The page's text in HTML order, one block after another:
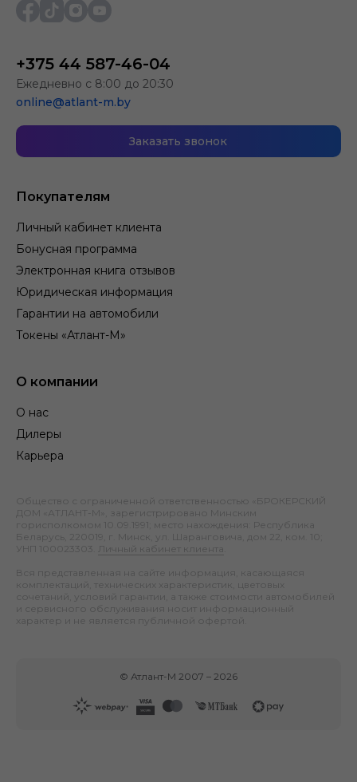
Покупателям
Личный кабинет клиента
Бонусная программа
Электронная книга отзывов
Юридическая информация
Гарантии на автомобили
Токены «Атлант-М»
О компании
О нас
Дилеры
Карьера
+375 44 587-46-04
Ежедневно с 8:00 до 20:30
online@atlant-m.by
Заказать звонок
Общество с ограниченной ответственностью «БРОКЕРСКИЙ
ДОМ «АТЛАНТ-М», зарегистрировано Минским
горисполкомом 10.09.1991; место нахождения: Республика
Беларусь, 220019, г. Минск, ул. Шаранговича, дом 22, ком. 10;
УНП 100023303.
Личный кабинет клиента
Вся представленная на сайте информация, касающаяся
комплектаций, технических характеристик, цветовых
сочетаний, условий гарантии, а также стоимости автомобилей
и сервисного обслуживания носит информационный
характер и не является публичной офертой.
© Атлант-М 2007 – 2026